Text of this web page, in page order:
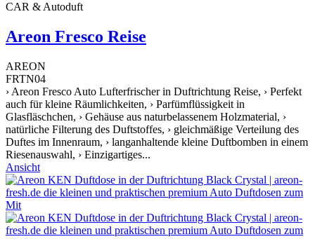
CAR & Autoduft
Areon Fresco Reise
AREON
FRTN04
› Areon Fresco Auto Lufterfrischer in Duftrichtung Reise, › Perfekt
auch für kleine Räumlichkeiten, › Parfümflüssigkeit in
Glasfläschchen, › Gehäuse aus naturbelassenem Holzmaterial, ›
natürliche Filterung des Duftstoffes, › gleichmäßige Verteilung des
Duftes im Innenraum, › langanhaltende kleine Duftbomben in einem
Riesenauswahl, › Einzigartiges...
Ansicht